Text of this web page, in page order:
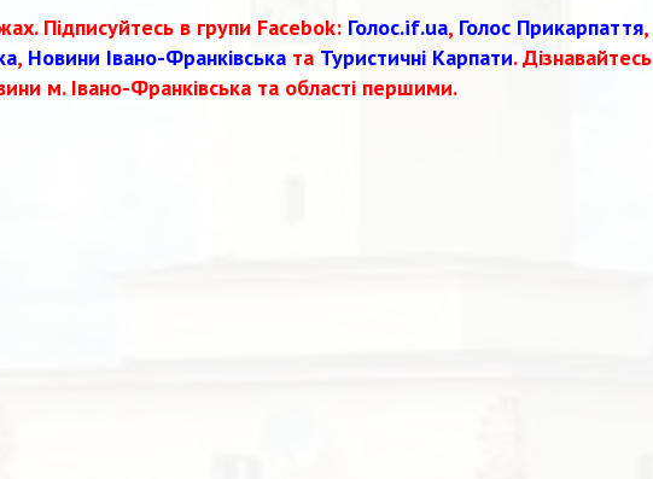
Підписуйтесь в групи Facebok: Голос.if.ua, Голос Прикарпаття,
, Новини Івано-Франківськата Туристичні Карпати. Дізнавайтесь
м. Івано-Франківська та області першими.